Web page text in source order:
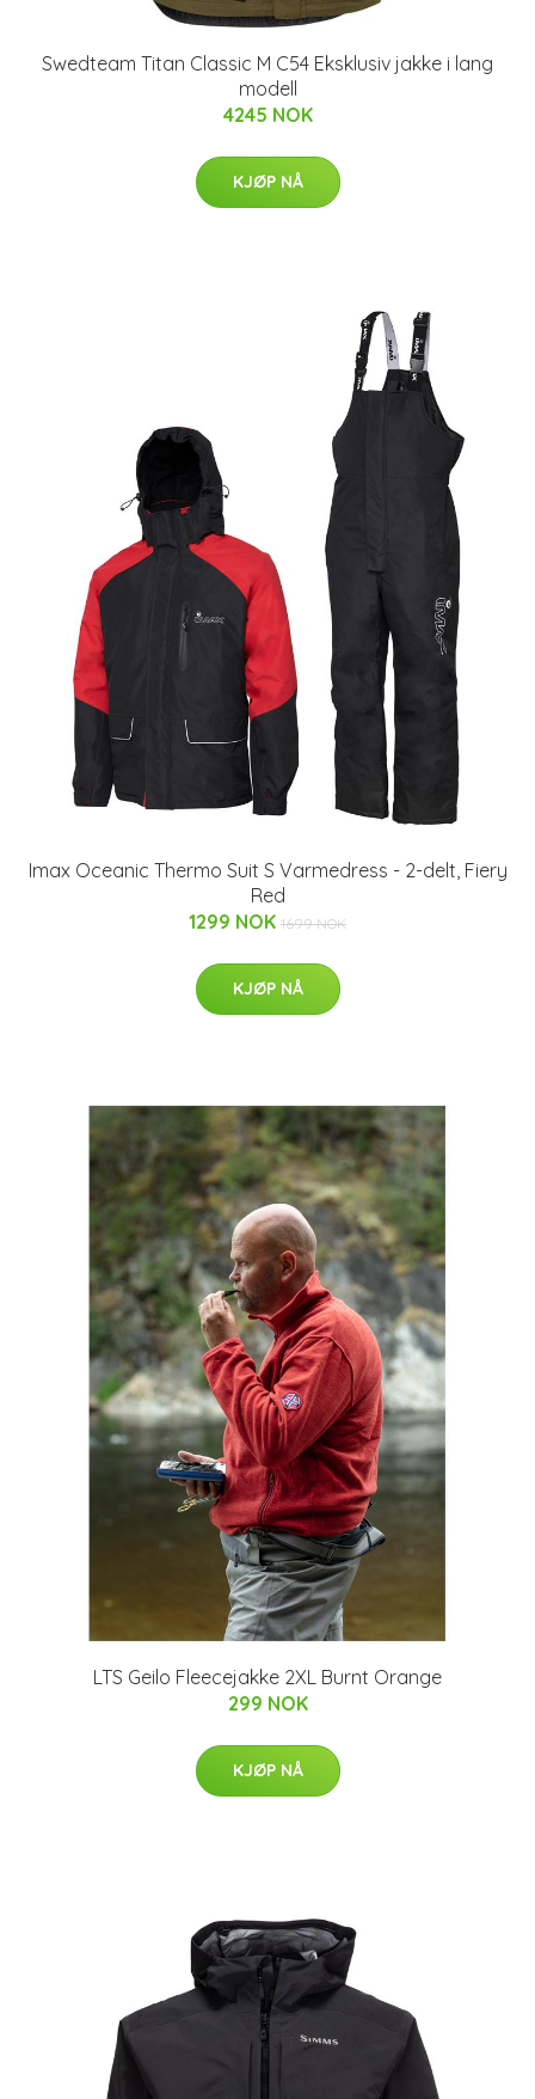
Swedteam Titan Classic M C54 Eksklusiv jakke i lang
modell
4245 NOK
KJØP NÅ
Imax Oceanic Thermo Suit S Varmedress - 2-delt, Fiery
Red
1299 NOK 1699 NOK
KJØP NÅ
LTS Geilo Fleecejakke 2XL Burnt Orange
299 NOK
KJØP NÅ